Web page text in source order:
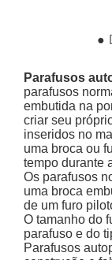
●
Parafusos
parafusos
embutida na
criar seu
inseridos no
uma broca ou
tempo durante
Os parafusos
uma broca
de um furo
O tamanho do
parafuso e do
Parafusos